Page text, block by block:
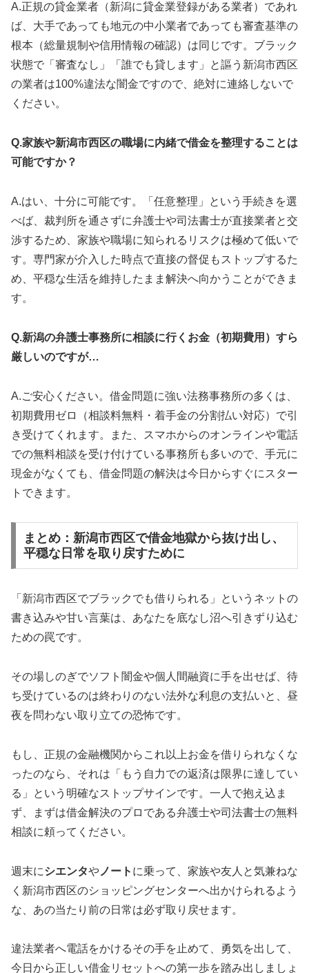
A.正規の貸金業者（新潟に貸金業登録がある業者）であれ
ば、大手であっても地元の中小業者であっても審査基準の
根本（総量規制や信用情報の確認）は同じです。ブラック
状態で「審査なし」「誰でも貸します」と謳う新潟市西区
の業者は100%違法な闇金ですので、絶対に連絡しないで
ください。
Q.家族や新潟市西区の職場に内緒で借金を整理することは
可能ですか？
A.はい、十分に可能です。「任意整理」という手続きを選
べば、裁判所を通さずに弁護士や司法書士が直接業者と交
渉するため、家族や職場に知られるリスクは極めて低いで
す。専門家が介入した時点で直接の督促もストップするた
め、平穏な生活を維持したまま解決へ向かうことができま
す。
Q.新潟の弁護士事務所に相談に行くお金（初期費用）すら
厳しいのですが…
A.ご安心ください。借金問題に強い法務事務所の多くは、
初期費用ゼロ（相談料無料・着手金の分割払い対応）で引
き受けてくれます。また、スマホからのオンラインや電話
での無料相談を受け付けている事務所も多いので、手元に
現金がなくても、借金問題の解決は今日からすぐにスター
トできます。
まとめ：新潟市西区で借金地獄から抜け出し、
平穏な日常を取り戻すために
「新潟市西区でブラックでも借りられる」というネットの
書き込みや甘い言葉は、あなたを底なし沼へ引きずり込む
ための罠です。
その場しのぎでソフト闇金や個人間融資に手を出せば、待
ち受けているのは終わりのない法外な利息の支払いと、昼
夜を問わない取り立ての恐怖です。
もし、正規の金融機関からこれ以上お金を借りられなくな
ったのなら、それは「もう自力での返済は限界に達してい
る」という明確なストップサインです。一人で抱え込ま
ず、まずは借金解決のプロである弁護士や司法書士の無料
相談に頼ってください。
週末にシエンタや ノート に乗って、家族や友人と気兼ねな
く新潟市西区のショッピングセンターへ出かけられるよう
な、あの当たり前の日常は必ず取り戻せます。
違法業者へ電話をかけるその手を止めて、勇気を出して、
今日から正しい借金リセットへの第一歩を踏み出しましょ